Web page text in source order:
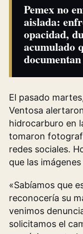
Pemex no
aislada:
opacidad,
acumulado
El pasado
Ventosa
hidrocarburo en
tomaron
redes sociales.
que las
«Sabíamos que
reconocería su
venimos
solicitamos el